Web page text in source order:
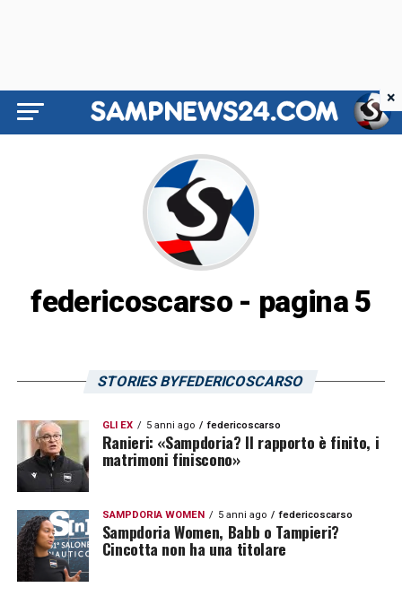
federicoscarso - pagina 5
STORIES BYFEDERICOSCARSO
GLI EX 5 anni ago federicoscarso
Ranieri: «Sampdoria? Il rapporto è finito, i
matrimoni finiscono»
SAMPDORIA WOMEN 5 anni ago federicoscarso
Sampdoria Women, Babb o Tampieri?
Cincotta non ha una titolare
×